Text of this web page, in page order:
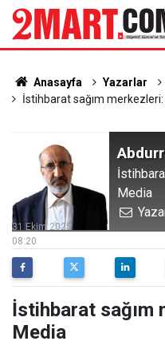
Anasayfa Yazarlar
İstihbarat sağım
Media
08:20
31 Ekim 2025
İstihbarat sağım
Media